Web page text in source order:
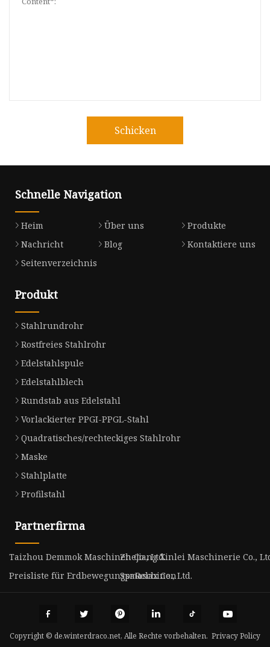
Schicken
Schnelle Navigation
Heim Über uns
Produkte
Nachricht
Blog
Kontaktiere uns
Seitenverzeichnis
Produkt
Stahlrundrohr
Rostfreies Stahlrohr
Edelstahlspule
Edelstahlblech
Rundstab aus Edelstahl
Vorlackierter PPGI-PPGL-Stahl
Quadratisches/rechteckiges Stahlrohr
Maske
Stahlplatte
Profilstahl
Partnerfirma
Taizhou Demmok Maschinen Co., Ltd.Zhejiang Xinlei Maschinerie Co.,
Preisliste für Erdbewegungsmaschinen
SpaRelax Co., Ltd.
Copyright © de.winterdraco.net, Alle Rechte vorbehalten. Privacy Policy